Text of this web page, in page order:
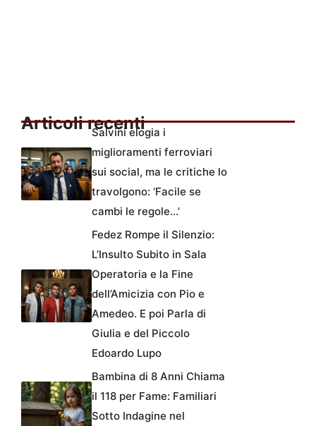
Articoli recenti
Salvini elogia i
miglioramenti ferroviari
sui social, ma le critiche lo
travolgono: ‘Facile se
cambi le regole…’
Fedez Rompe il Silenzio:
L’Insulto Subito in Sala
Operatoria e la Fine
dell’Amicizia con Pio e
Amedeo. E poi Parla di
Giulia e del Piccolo
Edoardo Lupo
Bambina di 8 Anni Chiama
il 118 per Fame: Familiari
Sotto Indagine nel